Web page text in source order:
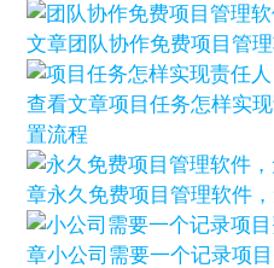
文章团队协作免费项目管
查看文章项目任务怎样实
置流程
章永久免费项目管理软件
章小公司需要一个记录项